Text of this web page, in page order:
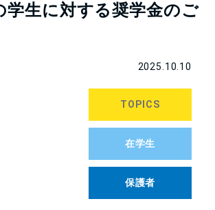
学生に対する奨学金のご
2025.10.10
TOPICS
在学生
保護者